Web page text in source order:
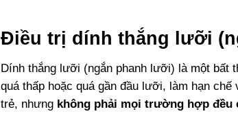
Điều trị dính thắng lưỡi
Dính thắng lưỡi (ngắn phanh lưỡi) là một bất
quá thấp hoặc quá gần đầu lưỡi, làm hạn
trẻ, nhưng không phải mọi trường hợp đều